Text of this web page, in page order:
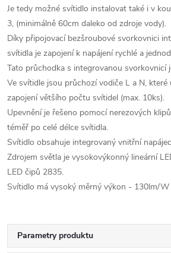
Je tedy možné svítidlo instalovat také i v
3, (minimálně 60cm daleko od zdroje vody).
Díky připojovací bezšroubové svorkovnici
svítidla je zapojení k napájení rychlé a
Tato průchodka s integrovanou svorkovnicí
Ve svítidle jsou průchozí vodiče L a N,
zapojení většího počtu svítidel (max. 10ks).
Upevnění je řešeno pomocí nerezových
téměř po celé délce svítidla.
Svítidlo obsahuje integrovaný vnitřní
Zdrojem světla je vysokovýkonný lineární
LED čipů 2835.
Svítidlo má vysoký měrný výkon - 130lm/W
Parametry produktu